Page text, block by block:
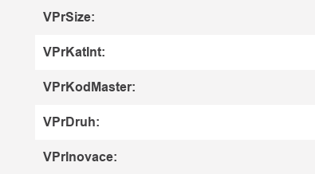
VPrSize:
VPrKatInt:
VPrKodMaster:
VPrDruh:
VPrInovace: